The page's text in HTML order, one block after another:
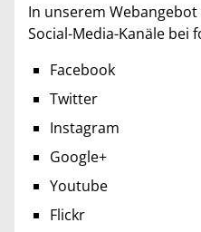
In unserem
Social-Media-Kanäle bei
Facebook
Twitter
Instagram
Google+
Youtube
Flickr